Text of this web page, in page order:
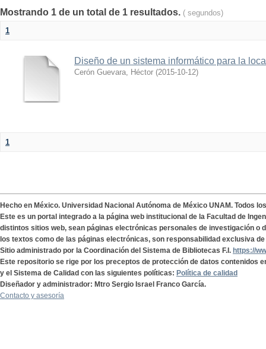
Mostrando 1 de un total de 1 resultados. ( segundos)
1
Diseño de un sistema informático para la
Cerón Guevara, Héctor (2015-10-12)
1
Hecho en México. Universidad Nacional Autónoma de México UNAM. Todos
Este es un portal integrado a la página web institucional de la Facultad de
distintos sitios web, sean páginas electrónicas personales de investigación o
los textos como de las páginas electrónicas, son responsabilidad exclusiva
Sitio administrado por la Coordinación del Sistema de Bibliotecas F.I. https://
Este repositorio se rige por los preceptos de protección de datos contenidos
y el Sistema de Calidad con las siguientes políticas: Política de calidad
Diseñador y administrador: Mtro Sergio Israel Franco García.
Contacto y asesoría